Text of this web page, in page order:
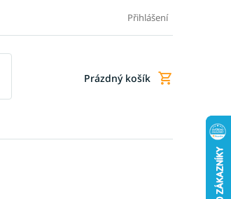
Obchodní podmínky
Přihlášení
Nákupní
Prázdný košík